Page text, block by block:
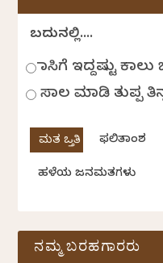
ಬದುಕಿನಲ್ಲಿ....
ಹಾಸಿಗೆ ಇದ್ದಷ್ಟು
ಸಾಲ ಮಾಡಿ ತುಪ್ಪ
ಫಲಿತಾಂಶ
ಹಳೆಯ ಜನಮತಗಳು
ನಮ್ಮ ಬರಹಗಾರರು